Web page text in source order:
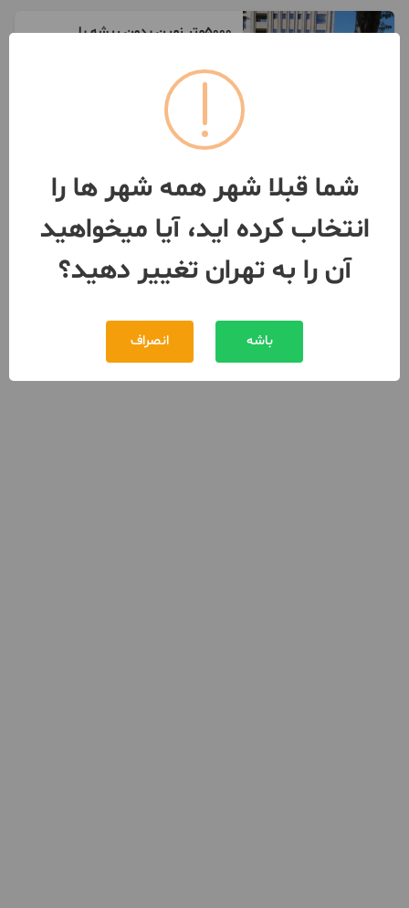
۵۰۰۰متر زمین بدون ریشه با
- شهرک نفت
شما قبلا شهر همه شهر ها را
انتخاب کرده اید، آیا میخواهید
آن را به تهران تغییر دهید؟
باشه انصراف